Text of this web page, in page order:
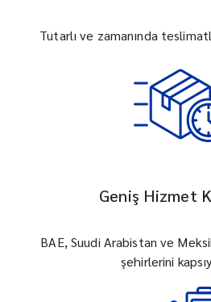
Tutarlı ve zamanında
Geniş Hizmet
BAE, Suudi Arabistan ve
şehirlerini